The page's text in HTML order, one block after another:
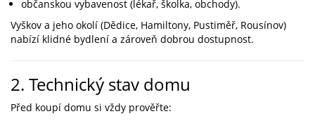
občanskou vybavenost (lékař, školka, obchody).
Vyškov a jeho okolí (Dědice, Hamiltony, Pustiměř, Rousínov)
nabízí klidné bydlení a zároveň dobrou dostupnost.
2. Technický stav domu
Před koupí domu si vždy prověřte: